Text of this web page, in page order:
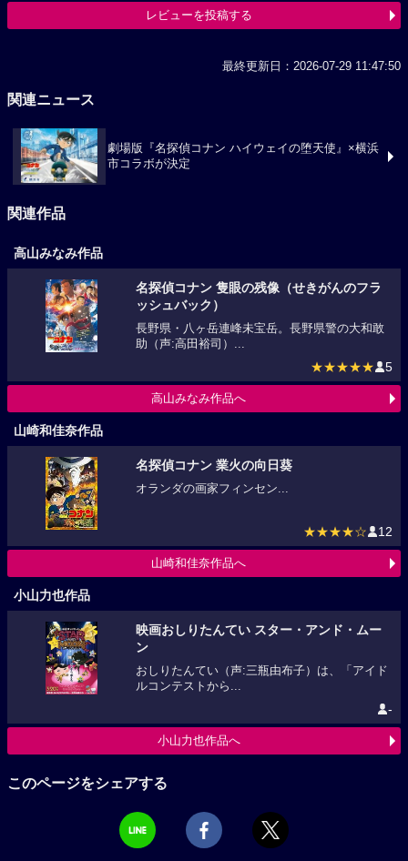
レビューを投稿する
最終更新日：2026-07-29 11:47:50
関連ニュース
劇場版『名探偵コナン ハイウェイの堕天使』×横浜
市コラボが決定
関連作品
高山みなみ作品
名探偵コナン 隻眼の残像（せきがんのフラ
ッシュバック）
長野県・八ヶ岳連峰未宝岳。長野県警の大和敢
助（声:高田裕司）...
★★★★★ 5
高山みなみ作品へ
山崎和佳奈作品
名探偵コナン 業火の向日葵
オランダの画家フィンセン...
★★★★☆ 12
山崎和佳奈作品へ
小山力也作品
映画おしりたんてい スター・アンド・ムー
ン
おしりたんてい（声:三瓶由布子）は、「アイド
ルコンテストから...
-
小山力也作品へ
このページをシェアする